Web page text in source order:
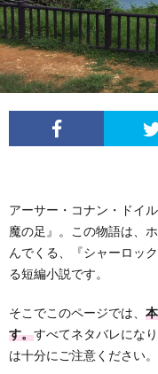
アーサー・コナン・ドイ
魔の足』。この物語は、
んでくる、『シャーロッ
る短編小説です。
そこでこのページでは、
す。すべてネタバレにな
は十分にご注意ください。